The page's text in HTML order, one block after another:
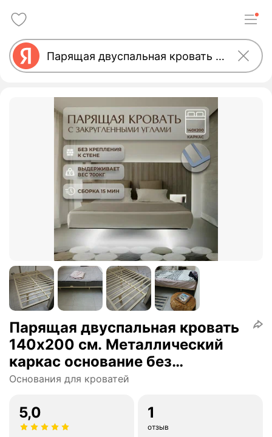
Парящая двуспальная кровать
140х200 см. Металлический
каркас основание без
крепления к стене, 5 ножек,
кость)
Основания для кроватей
5,0 1
отзыв